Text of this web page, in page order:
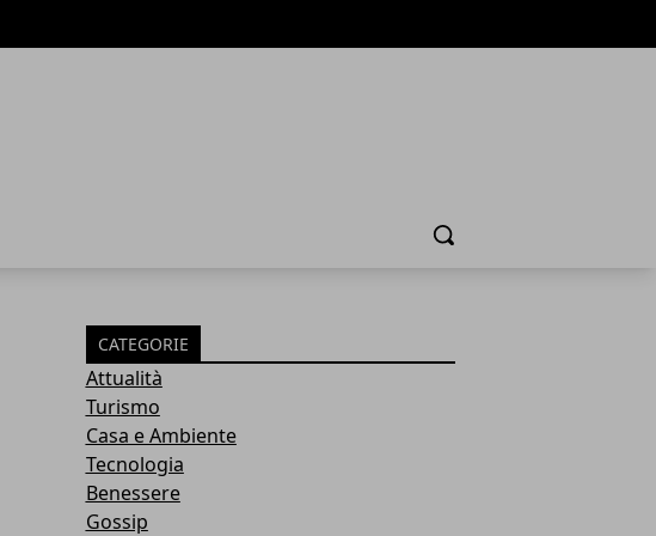
Cerca
CATEGORIE
Attualità
Turismo
Casa e Ambiente
Tecnologia
Benessere
Gossip